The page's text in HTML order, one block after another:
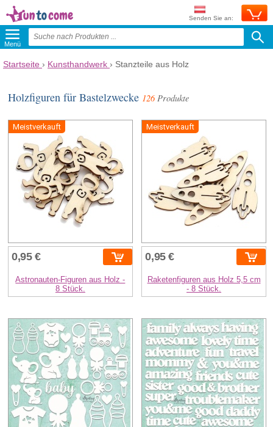
Senden Sie an:
Menü
Startseite › Kunsthandwerk › Stanzteile aus Holz
Holzfiguren für Bastelzwecke 126Produkte
Meistverkauft
0,95 €
Astronauten-Figuren aus Holz -
8 Stück.
Meistverkauft
0,95 €
Raketenfiguren aus Holz 5,5 cm
- 8 Stück.